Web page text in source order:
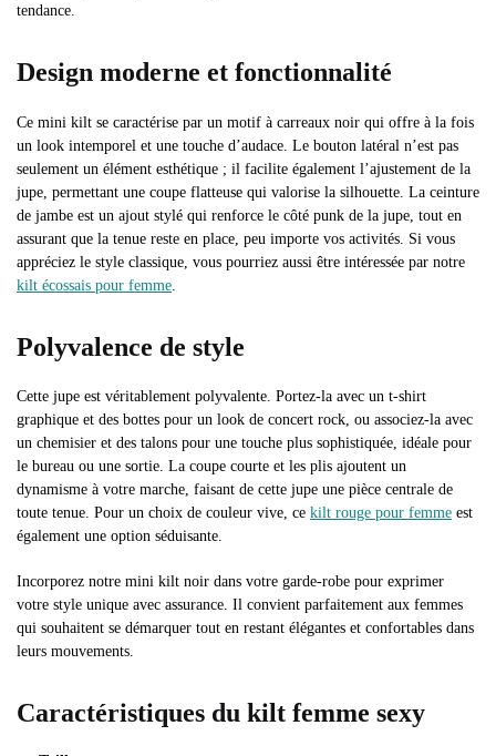
tendance.
Design moderne et fonctionnalité
Ce mini kilt se caractérise par un motif à carreaux noir qui offre à la fois
un look intemporel et une touche d’audace. Le bouton latéral n’est pas
seulement un élément esthétique ; il facilite également l’ajustement de la
jupe, permettant une coupe flatteuse qui valorise la silhouette. La ceinture
de jambe est un ajout stylé qui renforce le côté punk de la jupe, tout en
assurant que la tenue reste en place, peu importe vos activités. Si vous
appréciez le style classique, vous pourriez aussi être intéressée par notre
kilt écossais pour femme
Polyvalence de style
Cette jupe est véritablement polyvalente. Portez-la avec un t-shirt
graphique et des bottes pour un look de concert rock, ou associez-la avec
un chemisier et des talons pour une touche plus sophistiquée, idéale pour
le bureau ou une sortie. La coupe courte et les plis ajoutent un
dynamisme à votre marche, faisant de cette jupe une pièce centrale de
toute tenue. Pour un choix de couleur vive, ce kilt rouge pour femme est
également une option séduisante.
Incorporez notre mini kilt noir dans votre garde-robe pour exprimer
votre style unique avec assurance. Il convient parfaitement aux femmes
qui souhaitent se démarquer tout en restant élégantes et confortables dans
leurs mouvements.
Caractéristiques du kilt femme sexy